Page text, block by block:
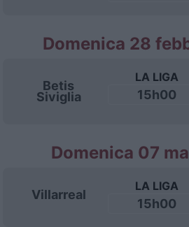
Domenica 28
Betis
Siviglia
LA LIGA
15h00
Domenica 07
Villarreal
LA LIGA
15h00